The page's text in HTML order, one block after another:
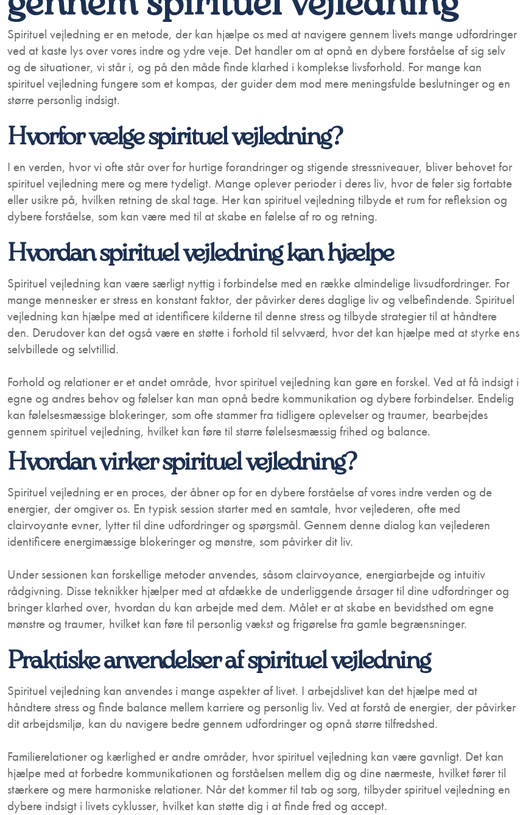
Spirituel vejledning er en metode, der kan hjælpe os med at navigere gennem livets mange udfordringer
ved at kaste lys over vores indre og ydre veje. Det handler om at opnå en dybere forståelse af sig selv
og de situationer, vi står i, og på den måde finde klarhed i komplekse livsforhold. For mange kan
spirituel vejledning fungere som et kompas, der guider dem mod mere meningsfulde beslutninger og en
større personlig indsigt.
Hvorfor vælge spirituel vejledning?
I en verden, hvor vi ofte står over for hurtige forandringer og stigende stressniveauer, bliver behovet for
spirituel vejledning mere og mere tydeligt. Mange oplever perioder i deres liv, hvor de føler sig fortabte
eller usikre på, hvilken retning de skal tage. Her kan spirituel vejledning tilbyde et rum for refleksion og
dybere forståelse, som kan være med til at skabe en følelse af ro og retning.
Hvordan spirituel vejledning kan hjælpe
Spirituel vejledning kan være særligt nyttig i forbindelse med en række almindelige livsudfordringer. For
mange mennesker er stress en konstant faktor, der påvirker deres daglige liv og velbefindende. Spirituel
vejledning kan hjælpe med at identificere kilderne til denne stress og tilbyde strategier til at håndtere
den. Derudover kan det også være en støtte i forhold til selvværd, hvor det kan hjælpe med at styrke ens
selvbillede og selvtillid.
Forhold og relationer er et andet område, hvor spirituel vejledning kan gøre en forskel. Ved at få indsigt i
egne og andres behov og følelser kan man opnå bedre kommunikation og dybere forbindelser. Endelig
kan følelsesmæssige blokeringer, som ofte stammer fra tidligere oplevelser og traumer, bearbejdes
gennem spirituel vejledning, hvilket kan føre til større følelsesmæssig frihed og balance.
Hvordan virker spirituel vejledning?
Spirituel vejledning er en proces, der åbner op for en dybere forståelse af vores indre verden og de
energier, der omgiver os. En typisk session starter med en samtale, hvor vejlederen, ofte med
clairvoyante evner, lytter til dine udfordringer og spørgsmål. Gennem denne dialog kan vejlederen
identificere energimæssige blokeringer og mønstre, som påvirker dit liv.
Under sessionen kan forskellige metoder anvendes, såsom clairvoyance, energiarbejde og intuitiv
rådgivning. Disse teknikker hjælper med at afdække de underliggende årsager til dine udfordringer og
bringer klarhed over, hvordan du kan arbejde med dem. Målet er at skabe en bevidsthed om egne
mønstre og traumer, hvilket kan føre til personlig vækst og frigørelse fra gamle begrænsninger.
Praktiske anvendelser af spirituel vejledning
Spirituel vejledning kan anvendes i mange aspekter af livet. I arbejdslivet kan det hjælpe med at
håndtere stress og finde balance mellem karriere og personlig liv. Ved at forstå de energier, der påvirker
dit arbejdsmiljø, kan du navigere bedre gennem udfordringer og opnå større tilfredshed.
Familierelationer og kærlighed er andre områder, hvor spirituel vejledning kan være gavnligt. Det kan
hjælpe med at forbedre kommunikationen og forståelsen mellem dig og dine nærmeste, hvilket fører til
stærkere og mere harmoniske relationer. Når det kommer til tab og sorg, tilbyder spirituel vejledning en
dybere indsigt i livets cyklusser, hvilket kan støtte dig i at finde fred og accept.